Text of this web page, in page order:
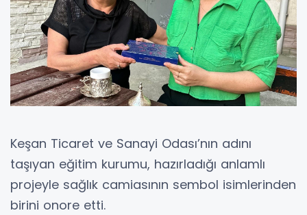
Keşan Ticaret ve Sanayi Odası’nın adını
taşıyan eğitim kurumu, hazırladığı anlamlı
projeyle sağlık camiasının sembol isimlerinden
birini onore etti.